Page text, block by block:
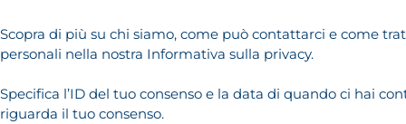
Scopra di più su chi siamo, come può contattarci e come
personali nella nostra Informativa sulla privacy.
Specifica l’ID del tuo consenso e la data di quando ci hai
riguarda il tuo consenso.